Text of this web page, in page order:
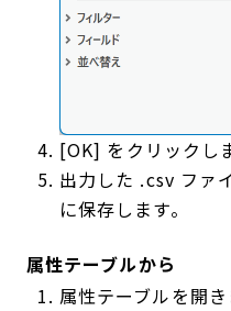
[OK] をクリックし
出力した .csv ファ
に保存します。
属性テーブルから
属性テーブルを開き